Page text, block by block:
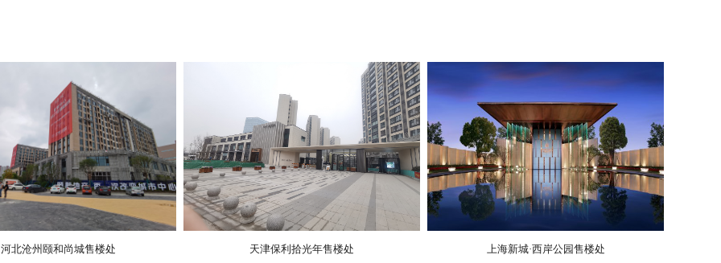
河北沧州颐和尚城售楼处 天津保利拾光年售楼处 上海新城·西岸公园售楼处